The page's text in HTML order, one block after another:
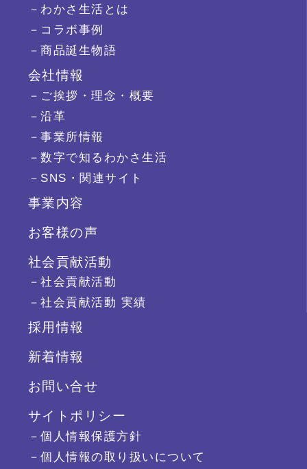
－わかさ生活とは
－コラボ事例
－商品誕生物語
会社情報
－ご挨拶・理念・概要
－沿革
－事業所情報
－数字で知るわかさ生活
－SNS・関連サイト
事業内容
お客様の声
社会貢献活動
－社会貢献活動
－社会貢献活動 実績
採用情報
新着情報
お問い合せ
サイトポリシー
－個人情報保護方針
－個人情報の取り扱いについて